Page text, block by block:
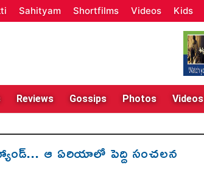
Sahityam Shortfilms Videos Kids
Reviews Gossips Photos Videos
ఆ ఏరియాలో పెద్ది సంచలన